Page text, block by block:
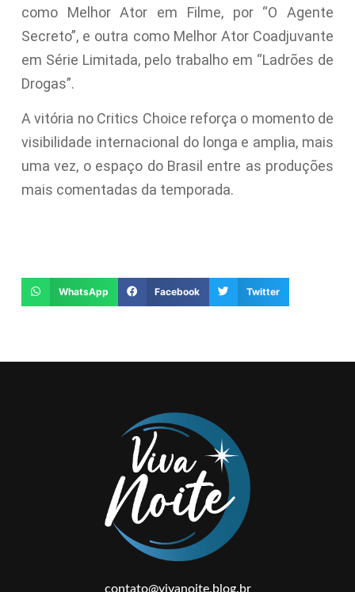
como Melhor Ator em Filme, por “O Agente
Secreto”, e outra como Melhor Ator Coadjuvante
em Série Limitada, pelo trabalho em “Ladrões de
Drogas”.
A vitória no Critics Choice reforça o momento de
visibilidade internacional do longa e amplia, mais
uma vez, o espaço do Brasil entre as produções
mais comentadas da temporada.
WhatsApp Facebook Twitter
contato@vivanoite.blog.br